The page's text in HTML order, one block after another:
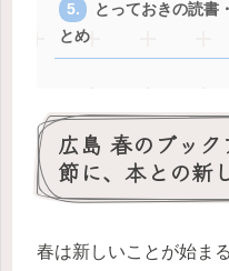
とっておきの読書
とめ
広島 春のブッ
節に、本との新
春は新しいことが始まる